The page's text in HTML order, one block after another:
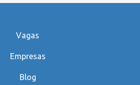
Vagas
Empresas
Blog